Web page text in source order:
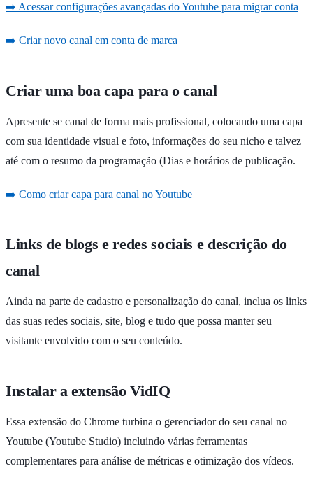
➡️ Acessar configurações avançadas do Youtube para migrar conta
➡️ Criar novo canal em conta de marca
Criar uma boa capa para o canal
Apresente se canal de forma mais profissional, colocando uma capa
com sua identidade visual e foto, informações do seu nicho e talvez
até com o resumo da programação (Dias e horários de publicação.
➡️ Como criar capa para canal no Youtube
Links de blogs e redes sociais e descrição do
canal
Ainda na parte de cadastro e personalização do canal, inclua os links
das suas redes sociais, site, blog e tudo que possa manter seu
visitante envolvido com o seu conteúdo.
Instalar a extensão VidIQ
Essa extensão do Chrome turbina o gerenciador do seu canal no
Youtube (Youtube Studio) incluindo várias ferramentas
complementares para análise de métricas e otimização dos vídeos.